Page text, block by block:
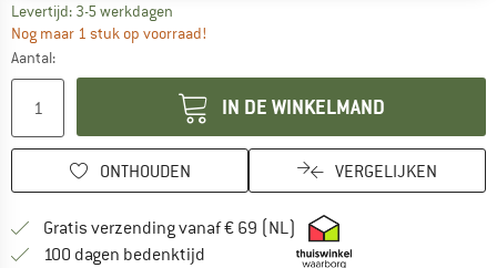
Levertijd: 3-5 werkdagen
Nog maar 1 stuk op voorraad!
Aantal:
IN DE WINKELMAND
ONTHOUDEN VERGELIJKEN
Gratis verzending vanaf € 69 (NL) Vind hier de
100 dagen bedenktijd Vind de betalingsinformatie hier!